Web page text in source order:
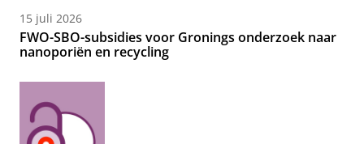
15 juli 2026
FWO-SBO-subsidies voor Gronings onderzoek naar
nanoporiën en recycling